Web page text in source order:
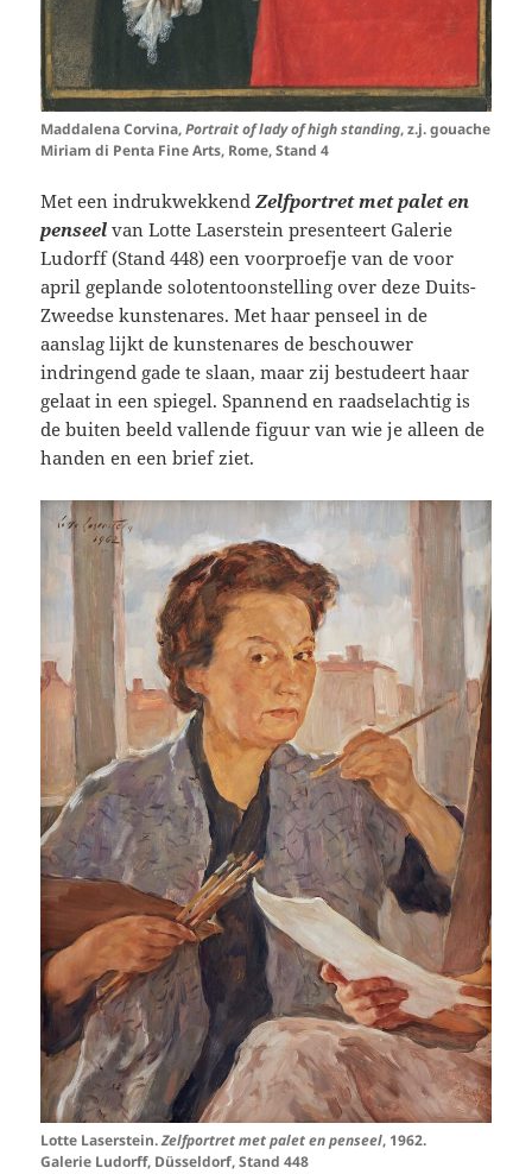
Maddalena Corvina,Portrait of lady of high standing, z.j. gouache
Miriam di Penta Fine Arts, Rome, Stand 4
Met een indrukwekkendZelfportret met palet en
penseel van Lotte Laserstein presenteert Galerie
Ludorff (Stand 448) een voorproefje van de voor
april geplande solotentoonstelling over deze Duits-
Zweedse kunstenares. Met haar penseel in de
aanslag lijkt de kunstenares de beschouwer
indringend gade te slaan, maar zij bestudeert haar
gelaat in een spiegel. Spannend en raadselachtig is
de buiten beeld vallende figuur van wie je alleen de
handen en een brief ziet.
Lotte Laserstein.Zelfportret met palet en penseel, 1962.
Galerie Ludorff, Düsseldorf, Stand 448